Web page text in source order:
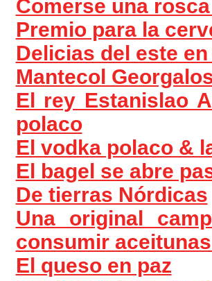
Comerse una
Premio para la
Delicias del este
Mantecol
El rey Estanislao
polaco
El vodka polaco &
El bagel se abre
De tierras Nórdicas
Una original
consumir
El queso en paz